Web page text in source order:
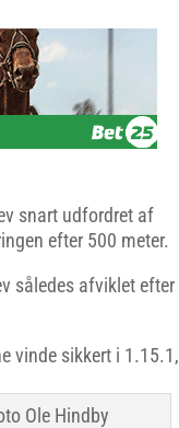
snart udfordret af
efter 500 meter.
således afviklet efter
vinde sikkert i 1.15.1,